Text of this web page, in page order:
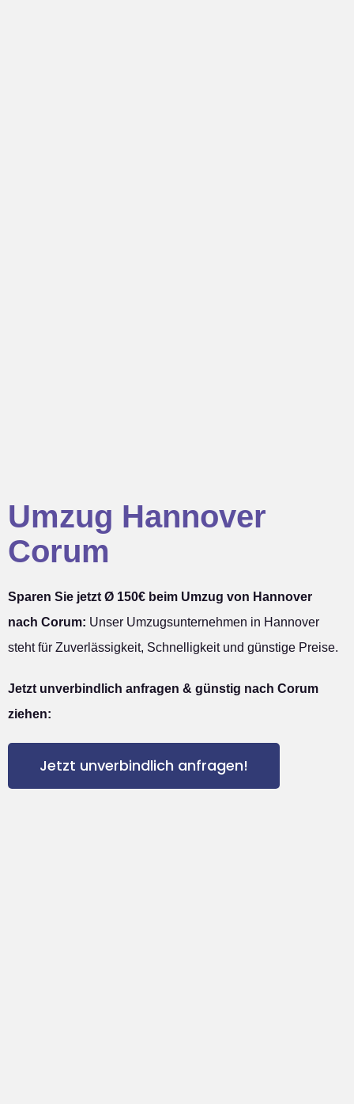
Umzug Hannover
Corum
Sparen Sie jetzt Ø 150€ beim Umzug von Hannover
nach Corum: Unser Umzugsunternehmen in Hannover
steht für Zuverlässigkeit, Schnelligkeit und günstige Preise.
Jetzt unverbindlich anfragen & günstig nach Corum
ziehen:
Jetzt unverbindlich anfragen!